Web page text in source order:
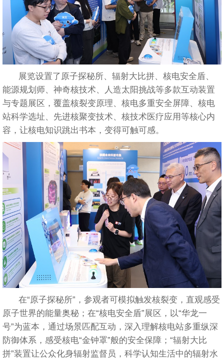
展览设置了原子探秘所、辐射大比拼、核电安全盾、
能源规划师、神奇核技术、人造太阳挑战等多款互动装置
与专题展区，覆盖核裂变原理、核电多重安全屏障、核电
站科学选址、先进核聚变技术、核技术医疗应用等核心内
容，让核电知识跳出书本，变得可触可感。
在“原子探秘所”，参观者可模拟触发核裂变，直观感受
原子世界的能量奥秘；在“核电安全盾”展区，以“华龙一
号”为蓝本，通过场景匹配互动，深入理解核电站多重纵深
防御体系，感受核电“金钟罩”般的安全保障；“辐射大比
拼”装置让公众化身辐射监督员，科学认知生活中的辐射水